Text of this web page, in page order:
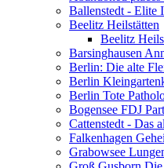
Ballenstedt - Elite
Beelitz Heilstätten
Beelitz
Barsinghausen
Berlin: Die alte
Berlin
Berlin Tote
Bogensee FDJ
Cattenstedt - Das
Falkenhagen
Grabowsee